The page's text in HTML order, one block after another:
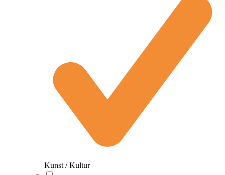
Kunst / Kultur